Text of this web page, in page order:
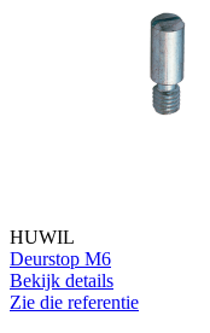
HUWIL
Deurstop M6
Bekijk details
Zie die referentie